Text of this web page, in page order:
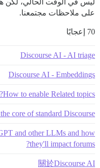
ليس في الوقت الحالي، لكن
على ملاحظات مجتمعنا.
70 إعجابًا
Discourse AI - AI triage
Discourse AI - Embeddings
How to enable Related topics?
core of standard Discourse?
and other LLMs and how
they'll impact forums?
關於Discourse AI